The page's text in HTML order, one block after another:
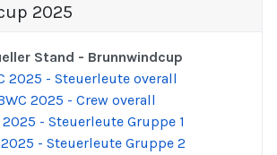
2025
Stand - Brunnwindcup
2025 - Steuerleute overall
2025 - Crew overall
2025 - Steuerleute Gruppe 1
2025 - Steuerleute Gruppe 2